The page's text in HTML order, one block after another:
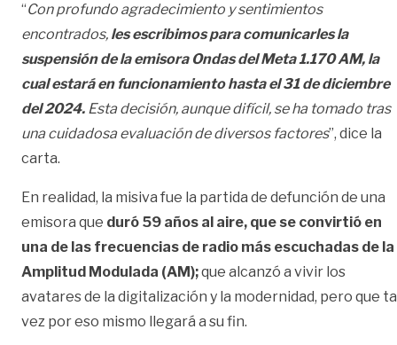
“Con profundo agradecimiento y sentimientos
encontrados, les escribimos para comunicarles la
suspensión de la emisora Ondas del Meta 1.170 AM, la
cual estará en funcionamiento hasta el 31 de diciembre
del 2024. Esta decisión, aunque difícil, se ha tomado tras
una cuidadosa evaluación de diversos factores”, dice la
carta.
En realidad, la misiva fue la partida de defunción de una
emisora que duró 59 años al aire, que se convirtió en
una de las frecuencias de radio más escuchadas de la
Amplitud Modulada (AM);que alcanzó a vivir los
avatares de la digitalización y la modernidad, pero que
vez por eso mismo llegará a su fin.